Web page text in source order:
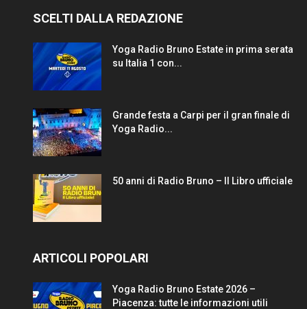
SCELTI DALLA REDAZIONE
Yoga Radio Bruno Estate in prima serata
su Italia 1 con...
Grande festa a Carpi per il gran finale di
Yoga Radio...
50 anni di Radio Bruno – Il Libro ufficiale
ARTICOLI POPOLARI
Yoga Radio Bruno Estate 2026 –
Piacenza: tutte le informazioni utili